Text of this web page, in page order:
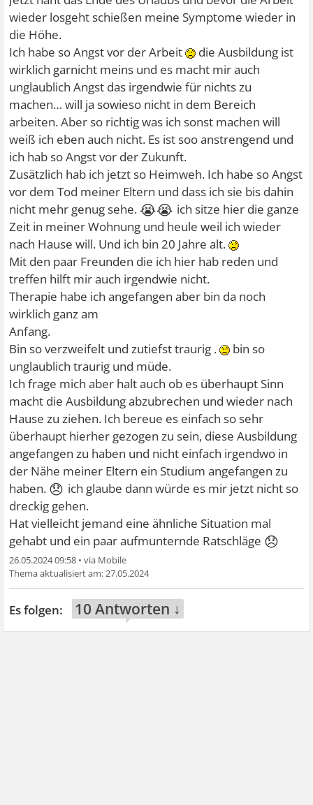
wieder losgeht schießen meine Symptome wieder in
die Höhe.
Ich habe so Angst vor der Arbeit
die Ausbildung ist
wirklich garnicht meins und es macht mir auch
unglaublich Angst das irgendwie für nichts zu
machen… will ja sowieso nicht in dem Bereich
arbeiten. Aber so richtig was ich sonst machen will
weiß ich eben auch nicht. Es ist soo anstrengend und
ich hab so Angst vor der Zukunft.
Zusätzlich hab ich jetzt so Heimweh. Ich habe so Angst
vor dem Tod meiner Eltern und dass ich sie bis dahin
nicht mehr genug sehe. 😭😭 ich sitze hier die ganze
Zeit in meiner Wohnung und heule weil ich wieder
nach Hause will. Und ich bin 20 Jahre alt.
Mit den paar Freunden die ich hier hab reden und
treffen hilft mir auch irgendwie nicht.
Therapie habe ich angefangen aber bin da noch
wirklich ganz am
Anfang.
Bin so verzweifelt und zutiefst traurig .
bin so
unglaublich traurig und müde.
Ich frage mich aber halt auch ob es überhaupt Sinn
macht die Ausbildung abzubrechen und wieder nach
Hause zu ziehen. Ich bereue es einfach so sehr
überhaupt hierher gezogen zu sein, diese Ausbildung
angefangen zu haben und nicht einfach irgendwo in
der Nähe meiner Eltern ein Studium angefangen zu
haben. 😞 ich glaube dann würde es mir jetzt nicht so
dreckig gehen.
Hat vielleicht jemand eine ähnliche Situation mal
gehabt und ein paar aufmunternde Ratschläge 😞
26.05.2024 09:58 •
27.05.2024
10 Antworten ↓